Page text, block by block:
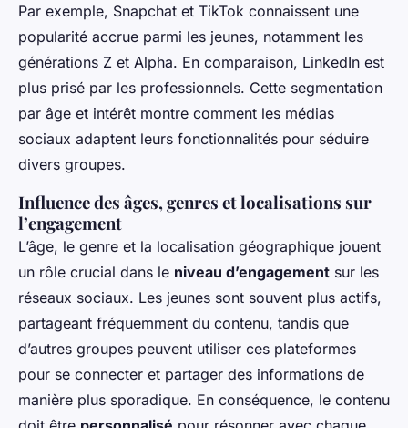
Par exemple, Snapchat et TikTok connaissent une
popularité accrue parmi les jeunes, notamment les
générations Z et Alpha. En comparaison, LinkedIn est
plus prisé par les professionnels. Cette segmentation
par âge et intérêt montre comment les médias
sociaux adaptent leurs fonctionnalités pour séduire
divers groupes.
Influence des âges, genres et localisations sur
l’engagement
L’âge, le genre et la localisation géographique jouent
un rôle crucial dans le niveau d’engagement sur les
réseaux sociaux. Les jeunes sont souvent plus actifs,
partageant fréquemment du contenu, tandis que
d’autres groupes peuvent utiliser ces plateformes
pour se connecter et partager des informations de
manière plus sporadique. En conséquence, le contenu